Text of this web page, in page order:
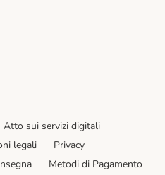
Atto sui servizi digitali
legali
Privacy
Metodi di Pagamento